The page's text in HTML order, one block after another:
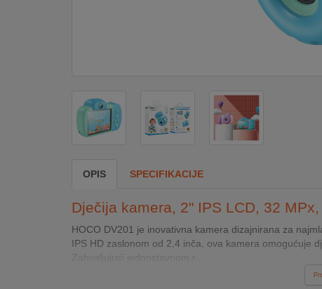
KLIMATIZACIJA
OPIS SPECIFIKACIJE
Dječija kamera, 2" IPS LCD, 32
HOCO DV201 je inovativna kamera dizajnirana za
IPS HD zaslonom od 2,4 inča, ova kamera omogućuje
Zahvaljujući jednostavnom r...